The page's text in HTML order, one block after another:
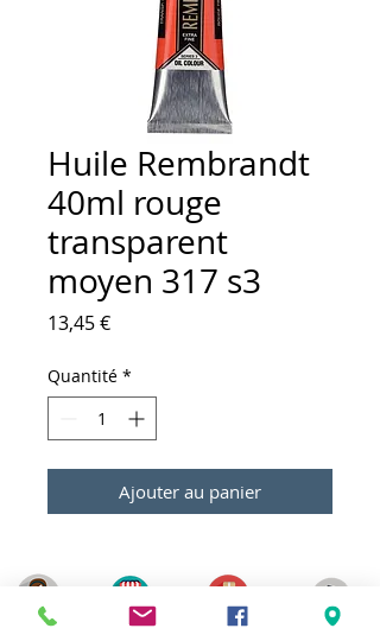
Huile Rembrandt
40ml rouge
transparent
moyen 317 s3
13,45 €Prix
Quantité *
Ajouter au panier
Service client
Paiement sécurisé
Click & Collect 2H
Livraison gratuite